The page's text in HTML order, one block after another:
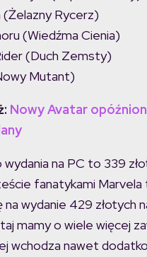
(Żelazny Rycerz)
(Wiedźma Cienia)
(Duch Zemsty)
Mutant)
Nowy Avatar
na PC to 339
fanatykami
na wydanie 429 złotych
mamy o wiele więcej
wchodza nawet